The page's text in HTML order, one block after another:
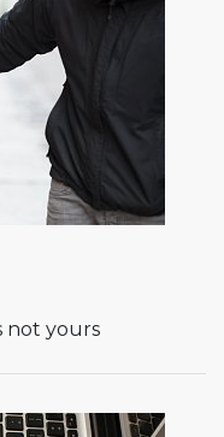
not yours